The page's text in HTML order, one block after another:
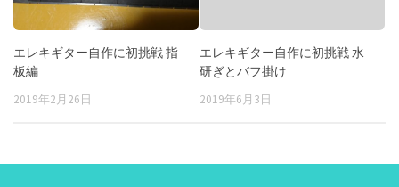
エレキギター自作に初挑戦 指
板編
2019年2月26日
エレキギター自作に初挑戦 水
研ぎとバフ掛け
2019年6月3日